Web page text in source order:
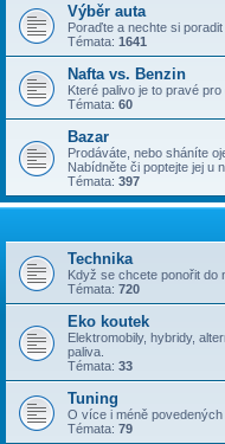
Výběr auta
Poraďte a nechte si
Témata: 1641
Nafta vs. Benzin
Které palivo je to pravé
Témata: 60
Bazar
Prodáváte, nebo sháníte
Nabídněte či poptejte jej u
Témata: 397
Technika
Když se chcete ponořit do
Témata: 720
Eko koutek
Elektromobily, hybridy,
paliva.
Témata: 33
Tuning
O více i méně povedených
Témata: 79